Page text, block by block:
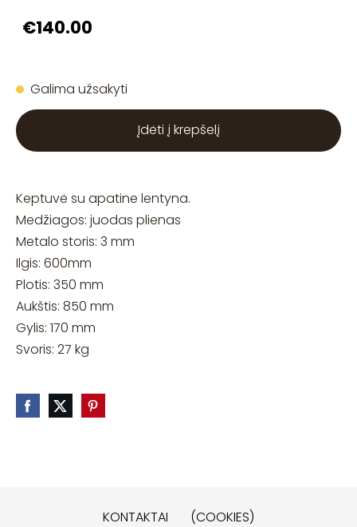
€140.00
Galima užsakyti
Įdėti į krepšelį
Keptuvė su apatine lentyna.
Medžiagos: juodas plienas
Metalo storis: 3 mm
Ilgis: 600mm
Plotis: 350 mm
Aukštis: 850 mm
Gylis: 170 mm
Svoris: 27 kg
KONTAKTAI (COOKIES)